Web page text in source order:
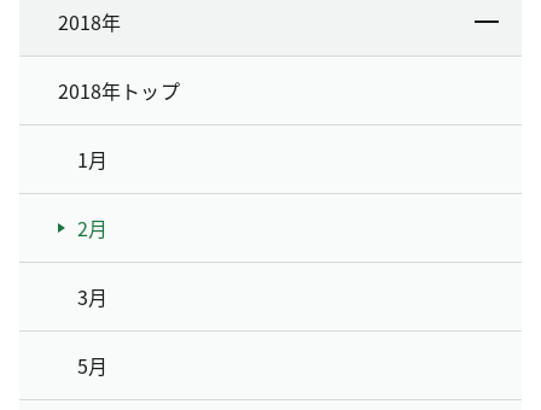
2018年
2018年トップ
1月
2月
3月
5月